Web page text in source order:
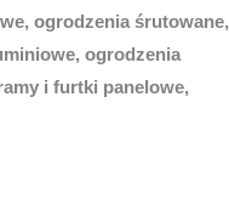
ogrodzenia śrutowane,
ogrodzenia
i furtki panelowe,